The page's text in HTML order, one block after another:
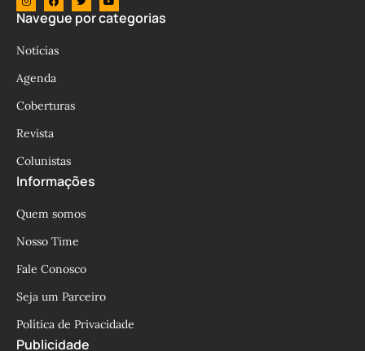
Navegue por categorias
Notícias
Agenda
Coberturas
Revista
Colunistas
Informações
Quem somos
Nosso Time
Fale Conosco
Seja um Parceiro
Política de Privacidade
Publicidade